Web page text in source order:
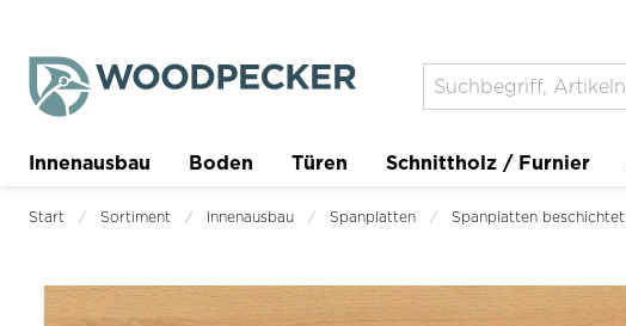
Innenausbau Boden Türen Schnittholz / Furnier
Trockenbau Planer
Start Sortiment Innenausbau Spanplatten Spanplatten beschichtet